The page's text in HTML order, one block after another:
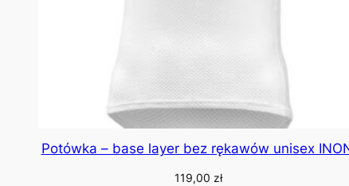
Potówka – base layer bez rękawów unisex
119,00 zł